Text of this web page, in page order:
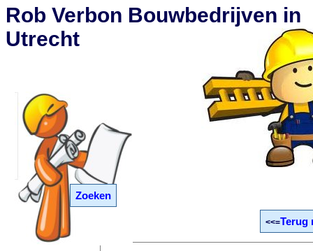
Zoeken
Rob Verbon Bouwbedrijven in
Utrecht
<<=Terug